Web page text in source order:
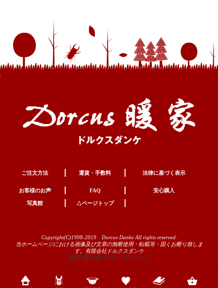
ご注文方法 運賃・手数料 法律に基づく表示
お客様のお声 FAQ 安心購入
写真館 △ページトップ
Copyright(C)1998-2019 Dorcus Danke All rights reserved.
当ホームページにおける画像及び文章の無断使用・転載等・固くお断り致しま
す。有限会社ドルクスダンケ
著作権の取り扱いについて